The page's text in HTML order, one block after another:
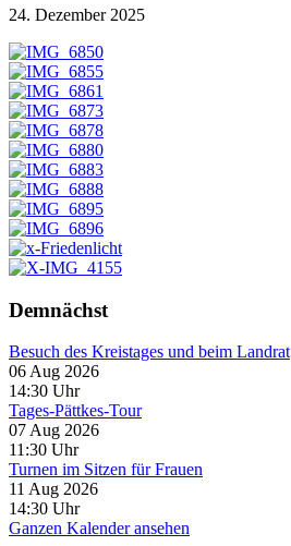
24. Dezember 2025
Demnächst
Besuch des Kreistages und beim Landrat
06 Aug 2026
14:30 Uhr
Tages-Pättkes-Tour
07 Aug 2026
11:30 Uhr
Turnen im Sitzen für Frauen
11 Aug 2026
14:30 Uhr
Ganzen Kalender ansehen